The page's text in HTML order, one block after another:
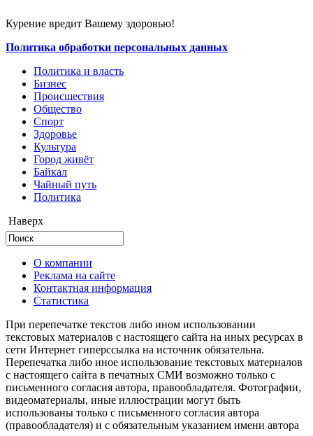
Курение вредит Вашему здоровью!
Политика обработки персональных данных
Политика и власть
Бизнес
Происшествия
Общество
Cпорт
Здоровье
Культура
Город живёт
Байкал
Чайный путь
Политика
Наверх
О компании
Реклама на сайте
Контактная информация
Статистика
При перепечатке текстов либо ином использовании
текстовых материалов с настоящего сайта на иных ресурсах в
сети Интернет гиперссылка на источник обязательна.
Перепечатка либо иное использование текстовых материалов
с настоящего сайта в печатных СМИ возможно только с
письменного согласия автора, правообладателя. Фотографии,
видеоматериалы, иные иллюстрации могут быть
использованы только с письменного согласия автора
(правообладателя) и с обязательным указанием имени автора